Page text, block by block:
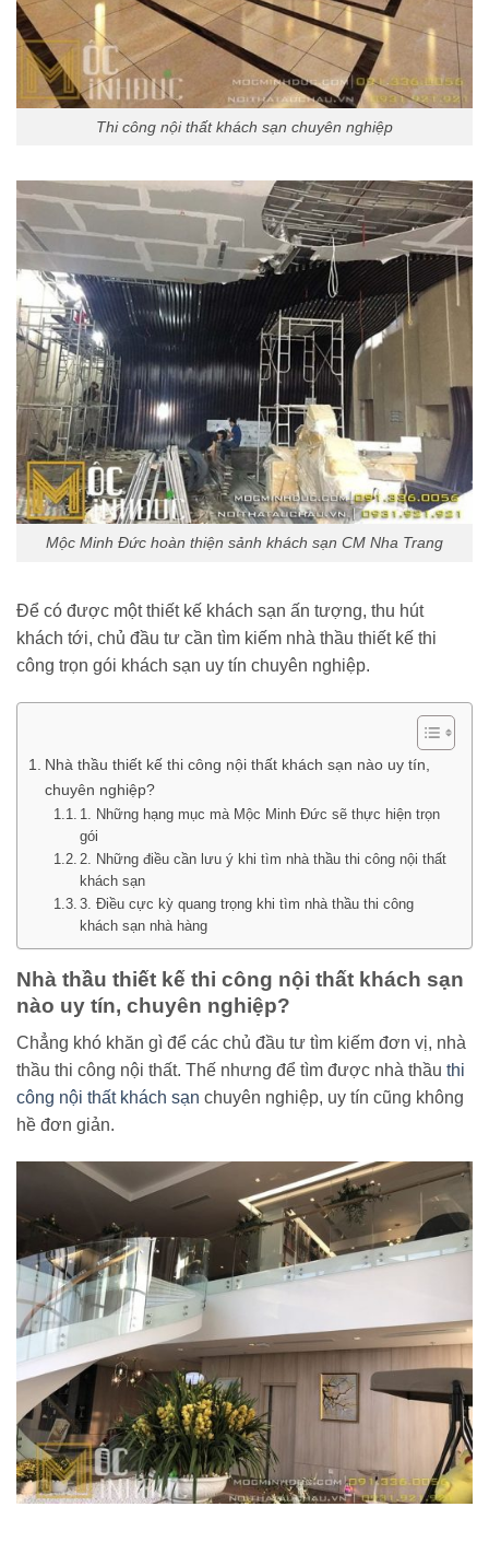
Thi công nội thất khách sạn chuyên nghiệp
Mộc Minh Đức hoàn thiện sảnh khách sạn CM Nha Trang
Để có được một thiết kế khách sạn ấn tượng, thu hút
khách tới, chủ đầu tư cần tìm kiếm nhà thầu thiết kế thi
công trọn gói khách sạn uy tín chuyên nghiệp.
Nhà thầu thiết kế thi công nội thất khách sạn nào uy tín,
chuyên nghiệp?
1. Những hạng mục mà Mộc Minh Đức sẽ thực hiện trọn
gói
2. Những điều cần lưu ý khi tìm nhà thầu thi công nội thất
khách sạn
3. Điều cực kỳ quang trọng khi tìm nhà thầu thi công
khách sạn nhà hàng
Nhà thầu thiết kế thi công nội thất khách sạn
nào uy tín, chuyên nghiệp?
Chẳng khó khăn gì để các chủ đầu tư tìm kiếm đơn vị, nhà
thầu thi công nội thất. Thế nhưng để tìm được nhà thầu thi
công nội thất khách sạn chuyên nghiệp, uy tín cũng không
hề đơn giản.